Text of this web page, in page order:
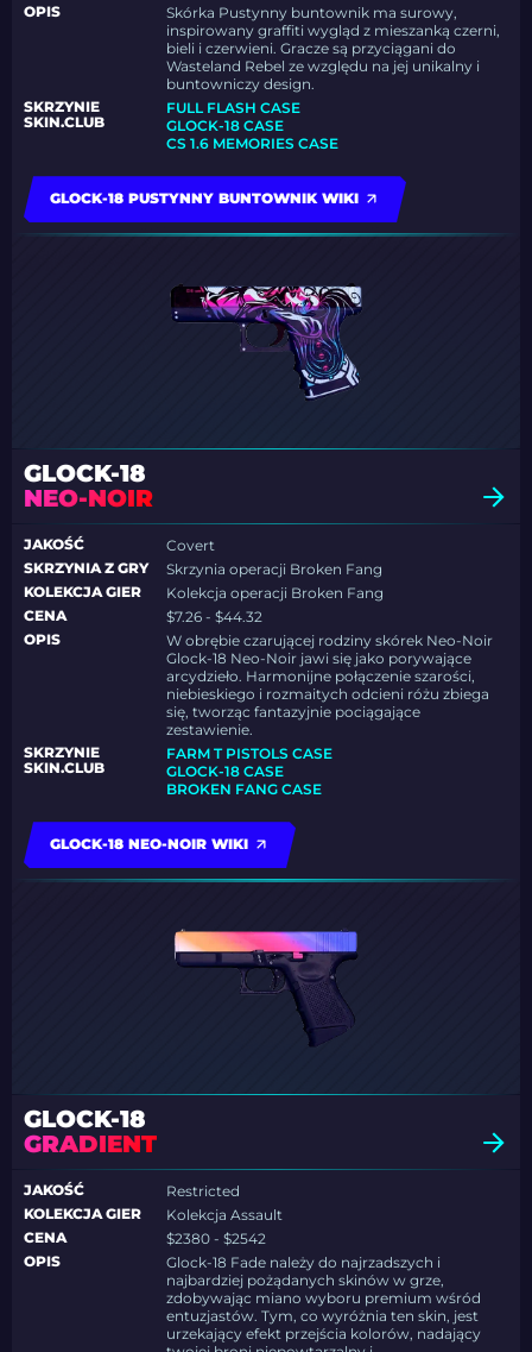
OPIS
Skórka Pustynny buntownik ma surowy,
inspirowany graffiti wygląd z mieszanką czerni,
bieli i czerwieni. Gracze są przyciągani do
Wasteland Rebel ze względu na jej unikalny i
buntowniczy design.
SKRZYNIE
SKIN.CLUB
FULL FLASH CASE
GLOCK-18 CASE
CS 1.6 MEMORIES CASE
GLOCK-18 PUSTYNNY BUNTOWNIK WIKI
GLOCK-18
NEO-NOIR
JAKOŚĆ
Covert
SKRZYNIA Z GRY
Skrzynia operacji Broken Fang
KOLEKCJA GIER
Kolekcja operacji Broken Fang
CENA
$7.26 - $44.32
OPIS
W obrębie czarującej rodziny skórek Neo-Noir
Glock-18 Neo-Noir jawi się jako porywające
arcydzieło. Harmonijne połączenie szarości,
niebieskiego i rozmaitych odcieni różu zbiega
się, tworząc fantazyjnie pociągające
zestawienie.
SKRZYNIE
SKIN.CLUB
FARM T PISTOLS CASE
GLOCK-18 CASE
BROKEN FANG CASE
GLOCK-18 NEO-NOIR WIKI
GLOCK-18
GRADIENT
JAKOŚĆ
Restricted
KOLEKCJA GIER
Kolekcja Assault
CENA
$2380 - $2542
OPIS
Glock-18 Fade należy do najrzadszych i
najbardziej pożądanych skinów w grze,
zdobywając miano wyboru premium wśród
entuzjastów. Tym, co wyróżnia ten skin, jest
urzekający efekt przejścia kolorów, nadający